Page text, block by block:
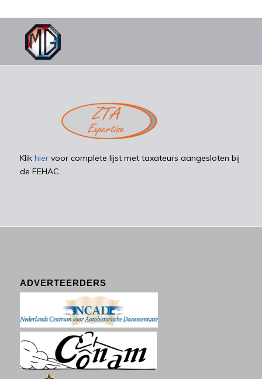
Klik hiervoor complete lijst met taxateurs aangesloten bij
de FEHAC.
ADVERTEERDERS